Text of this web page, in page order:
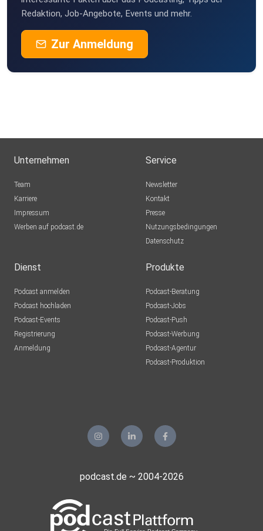
Redaktion, Job-Angebote, Events und mehr.
Zur Anmeldung
Unternehmen
Team
Karriere
Impressum
Werben auf podcast.de
Service
Newsletter
Kontakt
Presse
Nutzungsbedingungen
Datenschutz
Dienst
Podcast anmelden
Podcast hochladen
Podcast-Events
Registrierung
Anmeldung
Produkte
Podcast-Beratung
Podcast-Jobs
Podcast-Push
Podcast-Werbung
Podcast-Agentur
Podcast-Produktion
podcast.de ~ 2004-2026